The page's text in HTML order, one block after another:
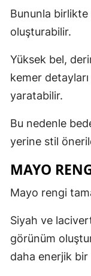
Bununla birlikte
oluşturabilir.
Yüksek bel,
kemer
yaratabilir.
Bu nedenle
yerine stil
MAYO
Mayo rengi
Siyah ve
görünüm
daha enerjik